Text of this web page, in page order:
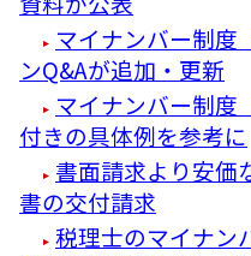
マイナンバー制
ンQ&Aが追加・更新
マイナンバー制
付きの具体例を参考に
書面請求より安価
書の交付請求
税理士のマイナ